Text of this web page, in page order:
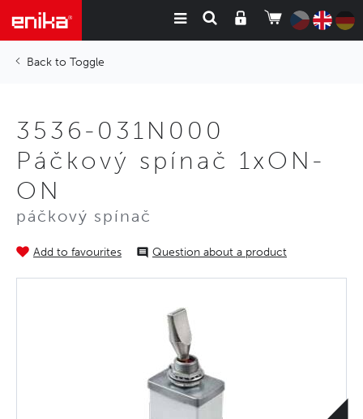
Toggle
3536-031N000
Páčkový spínač 1xON-
ON
páčkový spínač
Add to favourites Question about a product